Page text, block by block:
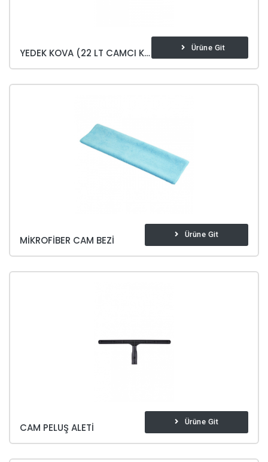
YEDEK KOVA (22 LT CAMCI KOVASI) Ürüne Git
MIKROFIBER CAM BEZI Ürüne Git
CAM PELUŞ ALETI Ürüne Git